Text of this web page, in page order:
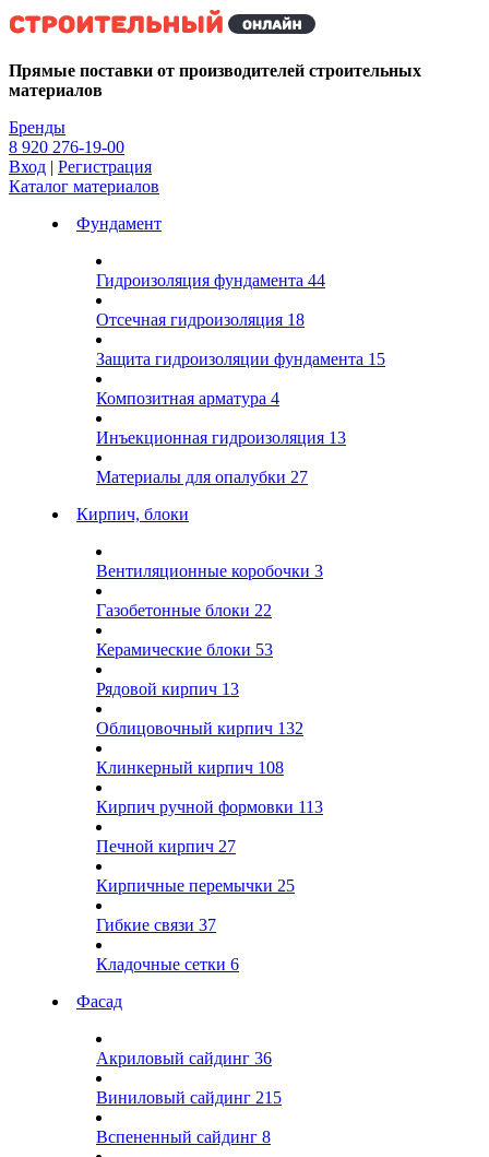
Kg
Прямые поставки от производителей строительных
материалов
Бренды
8 920 276-19-00
Вход | Регистрация
Каталог материалов
Фундамент
Гидроизоляция фундамента 44
Отсечная гидроизоляция 18
Защита гидроизоляции фундамента 15
Композитная арматура 4
Инъекционная гидроизоляция 13
Материалы для опалубки 27
Кирпич, блоки
Вентиляционные коробочки 3
Газобетонные блоки 22
Керамические блоки 53
Рядовой кирпич 13
Облицовочный кирпич 132
Клинкерный кирпич 108
Кирпич ручной формовки 113
Печной кирпич 27
Кирпичные перемычки 25
Гибкие связи 37
Кладочные сетки 6
Фасад
Акриловый сайдинг 36
Виниловый сайдинг 215
Вспененный сайдинг 8